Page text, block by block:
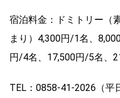
宿泊料金：ドミトリー（
まり）4,300円/1名、
円/4名、17,500円/5名、
TEL：0858-41-2026（平